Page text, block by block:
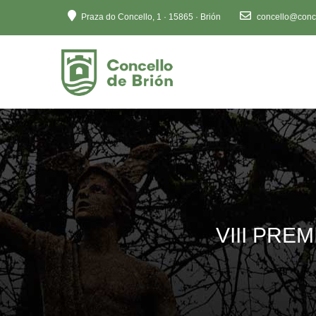
web
inclúe
un
sistema
de
accesibilidade.
Preme
Control-
F11
para
axustar
o
Praza do Concello, 1 · 15865 · Brión
VIII